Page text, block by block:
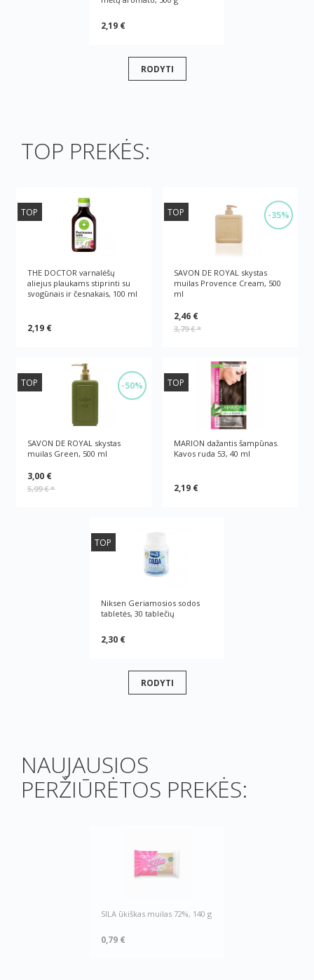
2,19 €
RODYTI
TOP PREKĖS:
TOP
THE DOCTOR varnalėšų
aliejus plaukams stiprinti su
svogūnais ir česnakais, 100 ml
2,19 €
-35%
TOP
SAVON DE ROYAL skystas
muilas Provence Cream, 500
ml
2,46 €
3,79 €*
-50%
TOP
SAVON DE ROYAL skystas
muilas Green, 500 ml
3,00 €
5,99 €*
TOP
MARION dažantis šampūnas.
Kavos ruda 53, 40 ml
2,19 €
TOP
Niksen Geriamosios sodos
tabletės, 30 tablečių
2,30 €
RODYTI
NAUJAUSIOS
PERŽIŪRĖTOS PREKĖS:
SILA ūkiškas muilas 72%, 140 g
0,79 €